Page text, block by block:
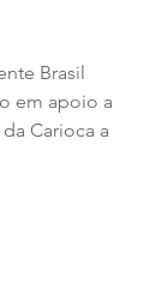
Brasil
em apoio a
Carioca a